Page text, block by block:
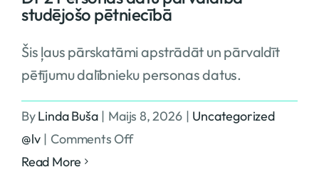
studējošo pētniecībā
Šis ļaus pārskatāmi apstrādāt un pārvaldīt
pētījumu dalībnieku personas datus.
ByLinda Buša | Maijs 8, 2026 | Uncategorized
@lv | Comments Offon
Read More